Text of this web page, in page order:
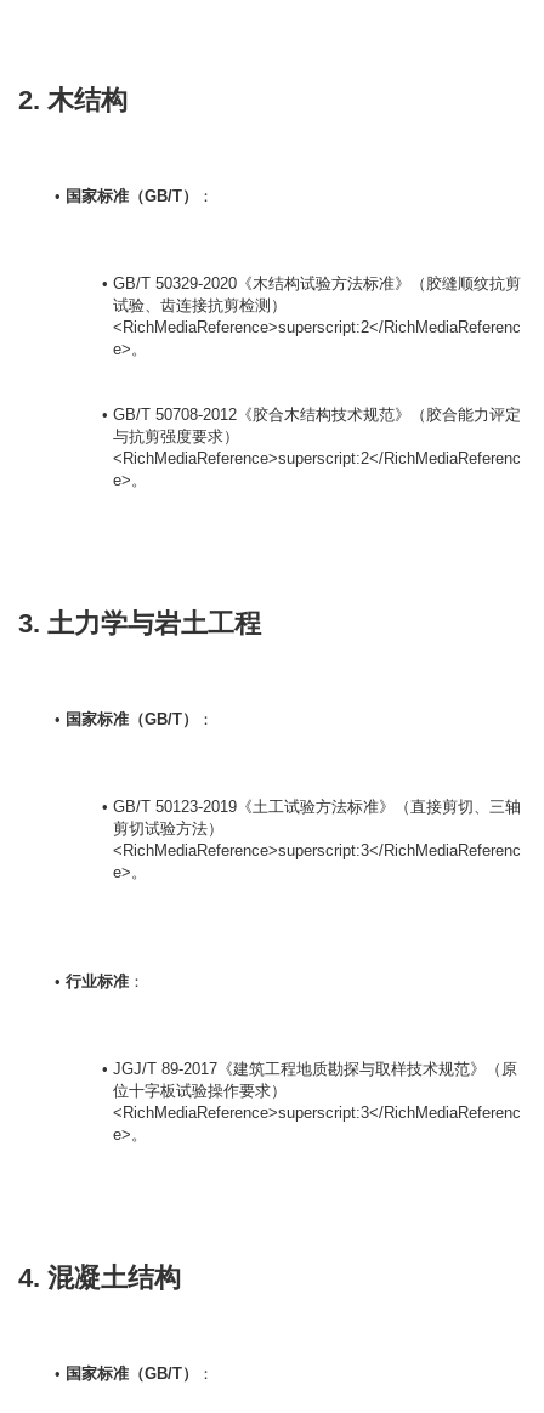
2. 木结构
国家标准（GB/T） ：
GB/T 50329-2020《木结构试验方法标准》（胶缝顺纹抗剪
试验、齿连接抗剪检测）
<RichMediaReference>superscript:2</RichMediaReferenc
e>。
GB/T 50708-2012《胶合木结构技术规范》（胶合能力评定
与抗剪强度要求）
<RichMediaReference>superscript:2</RichMediaReferenc
e>。
3. 土力学与岩土工程
国家标准（GB/T） ：
GB/T 50123-2019《土工试验方法标准》（直接剪切、三轴
剪切试验方法）
<RichMediaReference>superscript:3</RichMediaReferenc
e>。
行业标准：
JGJ/T 89-2017《建筑工程地质勘探与取样技术规范》（原
位十字板试验操作要求）
<RichMediaReference>superscript:3</RichMediaReferenc
e>。
4. 混凝土结构
国家标准（GB/T） ：